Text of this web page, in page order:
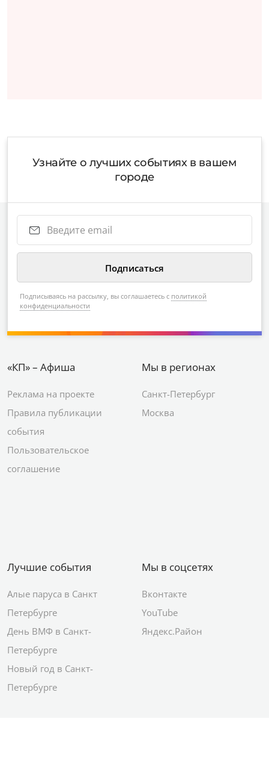
Узнайте о лучших событиях в вашем
городе
Подписываясь на рассылку, вы соглашаетесь с политикой
конфиденциальности
«КП» – Афиша
Реклама на проекте
Правила публикации
события
Пользовательское
соглашение
Мы в регионах
Санкт-Петербург
Москва
Лучшие события
Алые паруса в Санкт
Петербурге
День ВМФ в Санкт-
Петербурге
Новый год в Санкт-
Петербурге
Мы в соцсетях
Вконтакте
YouTube
Яндекс.Район